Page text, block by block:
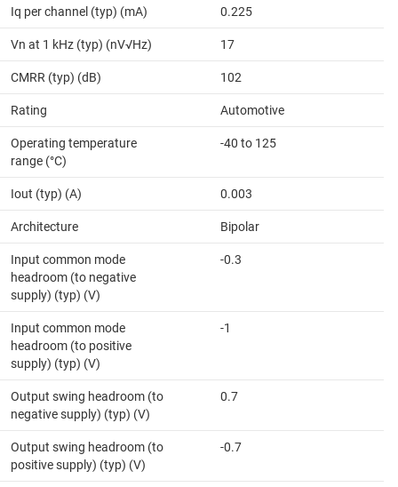
Iq per channel (typ) (mA) 0.225
Vn at 1 kHz (typ) (nV√Hz) 17
CMRR (typ) (dB) 102
Rating Automotive
Operating temperature
range (°C)
-40 to 125
Iout (typ) (A) 0.003
Architecture Bipolar
Input common mode
headroom (to negative
supply) (typ) (V)
-0.3
Input common mode
headroom (to positive
supply) (typ) (V)
-1
Output swing headroom (to
negative supply) (typ) (V)
0.7
Output swing headroom (to
positive supply) (typ) (V)
-0.7